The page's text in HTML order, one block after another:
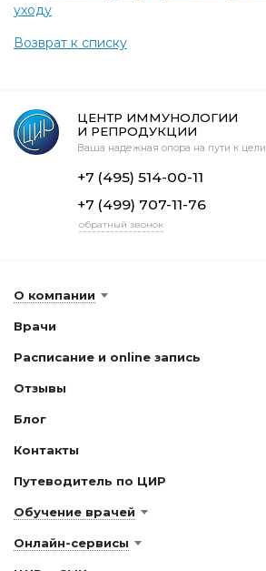
уходу
Возврат к списку
ЦЕНТР ИММУНОЛОГИИ
И РЕПРОДУКЦИИ
Ваша надежная опора на пути к цели
+7 (495) 514-00-11
+7 (499) 707-11-76
обратный звонок
О компании
Врачи
Расписание и online запись
Отзывы
Блог
Контакты
Путеводитель по ЦИР
Обучение врачей
Онлайн-сервисы